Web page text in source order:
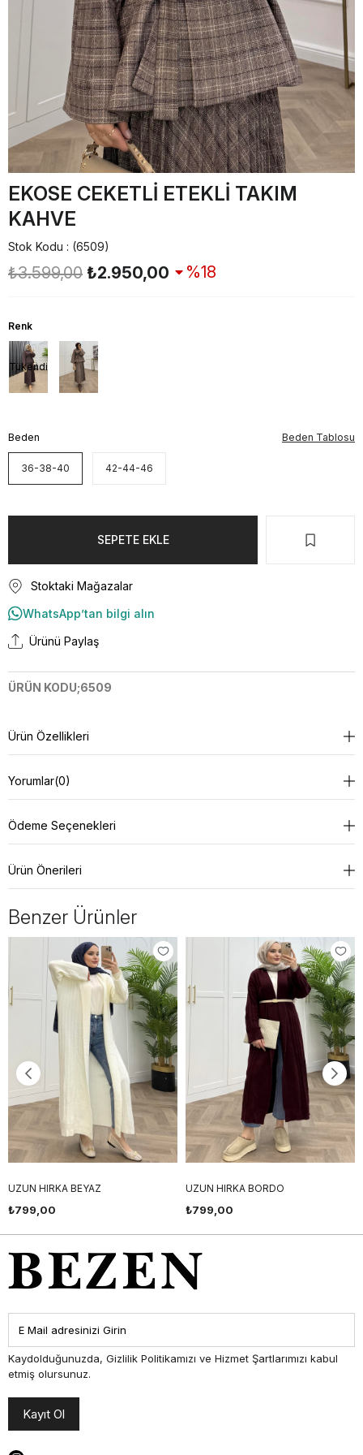
EKOSE CEKETLİ ETEKLİ TAKIM
KAHVE
Stok Kodu (6509)
₺3.599,00 ₺2.950,00 18
Tükendi
Beden
36-38-40 42-44-46
Beden Tablosu
Stoktaki Mağazalar
WhatsApp’tan bilgi alın
Ürünü Paylaş
ÜRÜN KODU;6509
Ürün Özellikleri
Yorumlar(0)
Ödeme Seçenekleri
Ürün Önerileri
Benzer Ürünler
UZUN HIRKA BEYAZ
₺799,00
UZUN HIRKA BORDO
₺799,00
Kayıt Ol
Kaydolduğunuzda, Gizlilik Politikamızı ve Hizmet Şartlarımızı kabul
etmiş olursunuz.